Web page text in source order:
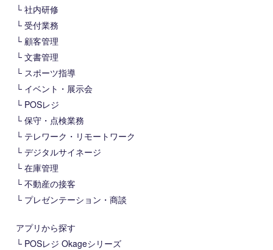
社内研修
受付業務
顧客管理
文書管理
スポーツ指導
イベント・展示会
POSレジ
保守・点検業務
テレワーク・リモートワーク
デジタルサイネージ
在庫管理
不動産の接客
プレゼンテーション・商談
アプリから探す
POSレジ Okageシリーズ